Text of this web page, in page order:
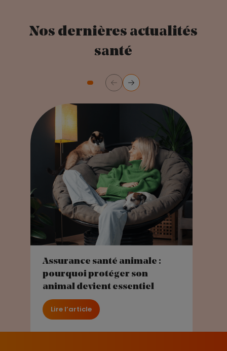
Nos dernières actualités
santé
Diapositive numéro 1
Diapositive numéro 2
Diapositive numéro 3
Précédent
Suivant
Assurance santé animale :
pourquoi protéger son
animal devient essentiel
Lire l’article